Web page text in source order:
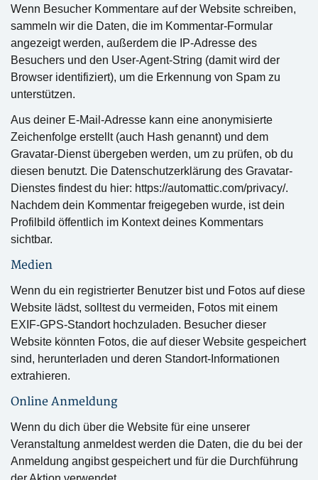
Wenn Besucher Kommentare auf der Website schreiben,
sammeln wir die Daten, die im Kommentar-Formular
angezeigt werden, außerdem die IP-Adresse des
Besuchers und den User-Agent-String (damit wird der
Browser identifiziert), um die Erkennung von Spam zu
unterstützen.
Aus deiner E-Mail-Adresse kann eine anonymisierte
Zeichenfolge erstellt (auch Hash genannt) und dem
Gravatar-Dienst übergeben werden, um zu prüfen, ob du
diesen benutzt. Die Datenschutzerklärung des Gravatar-
Dienstes findest du hier: https://automattic.com/privacy/.
Nachdem dein Kommentar freigegeben wurde, ist dein
Profilbild öffentlich im Kontext deines Kommentars
sichtbar.
Medien
Wenn du ein registrierter Benutzer bist und Fotos auf diese
Website lädst, solltest du vermeiden, Fotos mit einem
EXIF-GPS-Standort hochzuladen. Besucher dieser
Website könnten Fotos, die auf dieser Website gespeichert
sind, herunterladen und deren Standort-Informationen
extrahieren.
Online Anmeldung
Wenn du dich über die Website für eine unserer
Veranstaltung anmeldest werden die Daten, die du bei der
Anmeldung angibst gespeichert und für die Durchführung